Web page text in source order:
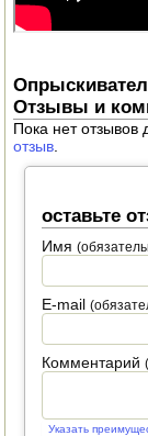
ПОСУДА
МАНГАЛЫ,
ОРЕХОКОЛЫ
Отзывы и
Пока нет отзывов
отзыв
оставьте
Имя
E-mail
Комментарий
Указать